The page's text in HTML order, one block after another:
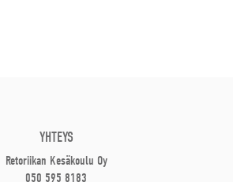
YHTEYS
Retoriikan Kesäkoulu Oy
050 595 8183